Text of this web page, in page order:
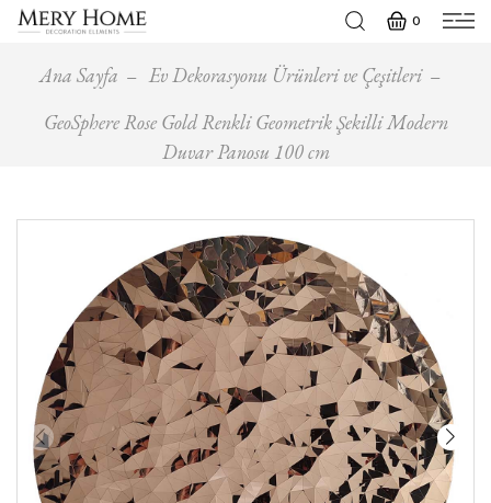
0
Ana Sayfa
Ev Dekorasyonu Ürünleri ve Çeşitleri
GeoSphere Rose Gold Renkli Geometrik Şekilli Modern
Duvar Panosu 100 cm